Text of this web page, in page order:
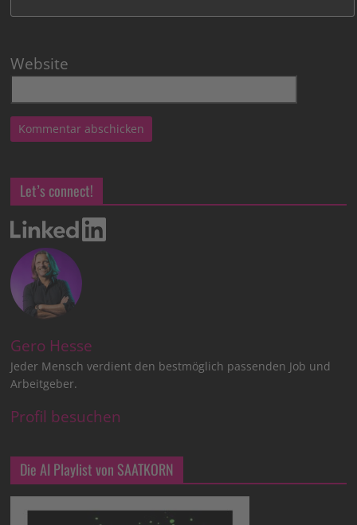
Website
Let’s connect!
Gero Hesse
Jeder Mensch verdient den bestmöglich passenden Job und
Arbeitgeber.
Profil besuchen
Die AI Playlist von SAATKORN